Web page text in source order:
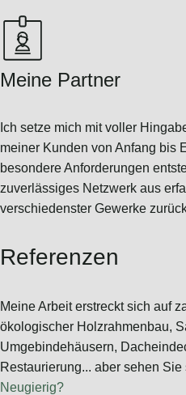
Meine Partner
Ich setze mich mit voller
meiner Kunden von Anfang bis
besondere Anforderungen
zuverlässiges Netzwerk aus
verschiedenster Gewerke
Referenzen
Meine Arbeit erstreckt sich auf
ökologischer Holzrahmenbau,
Umgebindehäusern,
Restaurierung... aber sehen Sie
Neugierig?